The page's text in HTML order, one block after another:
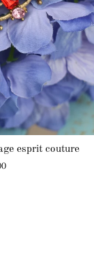
esprit couture